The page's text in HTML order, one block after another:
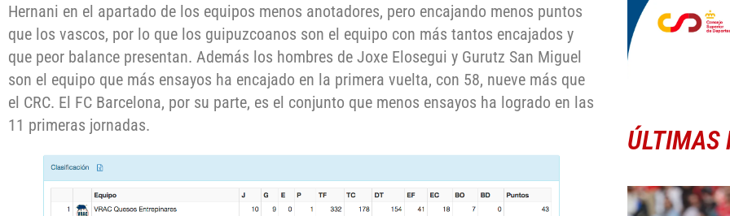
Hernani en el apartado de los equipos menos anotadores, pero encajando menos puntos
que los vascos, por lo que los guipuzcoanos son el equipo con más tantos encajados y
que peor balance presentan. Además los hombres de Joxe Elosegui y Gurutz San Miguel
son el equipo que más ensayos ha encajado en la primera vuelta, con 58, nueve más que
el CRC. El FC Barcelona, por su parte, es el conjunto que menos ensayos ha logrado en las
11 primeras jornadas.
ÚLTIMAS